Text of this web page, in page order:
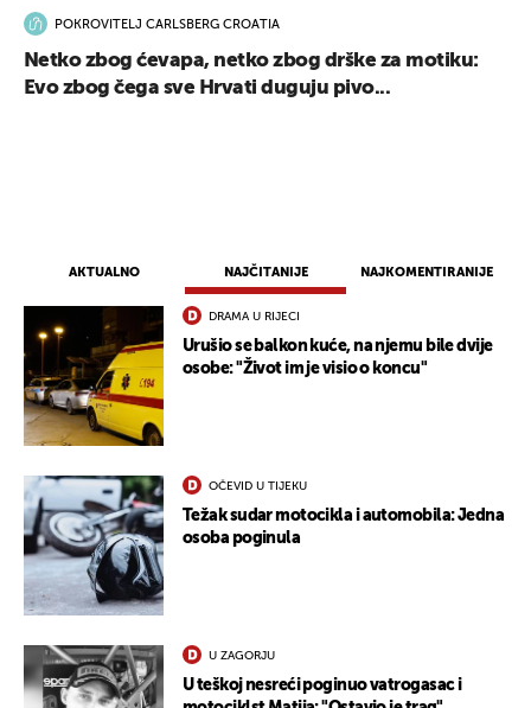
AKTUALNO NAJČITANIJE NAJKOMENTIRANIJE
DRAMA U RIJECI
Urušio se balkon kuće, na njemu bile dvije
osobe: "Život im je visio o koncu"
OČEVID U TIJEKU
Težak sudar motocikla i automobila: Jedna
osoba poginula
U ZAGORJU
U teškoj nesreći poginuo vatrogasac i
POKROVITELJ CARLSBERG CROATIA
Netko zbog ćevapa, netko zbog drške za motiku:
Evo zbog čega sve Hrvati duguju pivo...